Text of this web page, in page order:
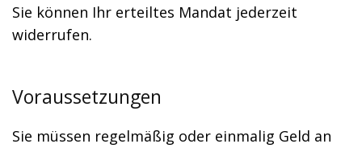
Sie können Ihr erteiltes Mandat jederzeit
widerrufen.
Voraussetzungen
Sie müssen regelmäßig oder einmalig Geld an